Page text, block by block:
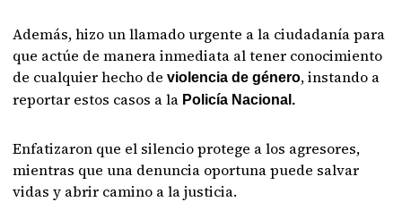
Además, hizo un llamado urgente a la ciudadanía para
que actúe de manera inmediata al tener conocimiento
de cualquier hecho deviolencia de género, instando a
reportar estos casos a la Policía Nacional.
Enfatizaron que el silencio protege a los agresores,
mientras que una denuncia oportuna puede salvar
vidas y abrir camino a la justicia.